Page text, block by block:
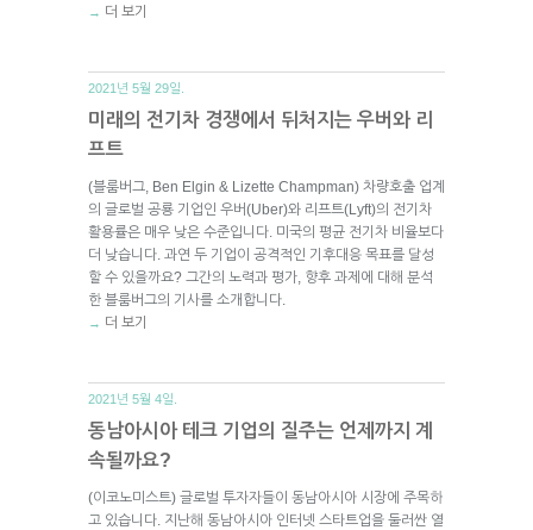
→ 더 보기
2021년 5월 29일.
미래의 전기차 경쟁에서 뒤처지는 우버와 리
프트
(블룸버그, Ben Elgin & Lizette Champman) 차량호출 업계
의 글로벌 공룡 기업인 우버(Uber)와 리프트(Lyft)의 전기차
활용률은 매우 낮은 수준입니다. 미국의 평균 전기차 비율보다
더 낮습니다. 과연 두 기업이 공격적인 기후대응 목표를 달성
할 수 있을까요? 그간의 노력과 평가, 향후 과제에 대해 분석
한 블룸버그의 기사를 소개합니다.
→ 더 보기
2021년 5월 4일.
동남아시아 테크 기업의 질주는 언제까지 계
속될까요?
(이코노미스트) 글로벌 투자자들이 동남아시아 시장에 주목하
고 있습니다. 지난해 동남아시아 인터넷 스타트업을 둘러싼 열